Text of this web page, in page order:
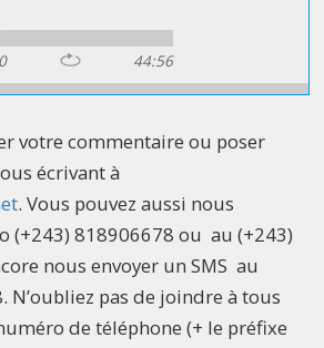
44:56
votre commentaire ou poser
écrivant à
. Vous pouvez aussi nous
(+243) 818906678 ou au (+243)
nous envoyer un SMS au
N’oubliez pas de joindre à tous
de téléphone (+ le préfixe